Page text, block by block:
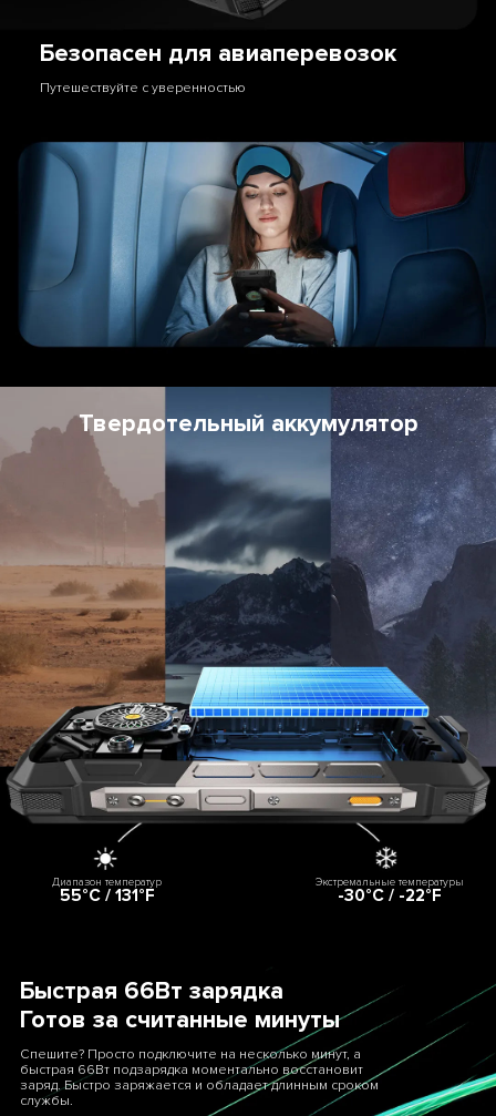
Безопасен для авиаперевозок
Путешествуйте с уверенностью
Твердотельный аккумулятор
Диапазон температур
55°C / 131°F
Экстремальные температуры
-30°C / -22°F
Быстрая 66Вт зарядка
Готов за считанные минуты
Спешите? Просто подключите на несколько минут, а
быстрая 66Вт подзарядка моментально восстановит
заряд. Быстро заряжается и обладает длинным сроком
службы.